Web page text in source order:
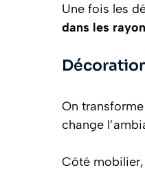
Une fois les
dans les
On
change
Côté